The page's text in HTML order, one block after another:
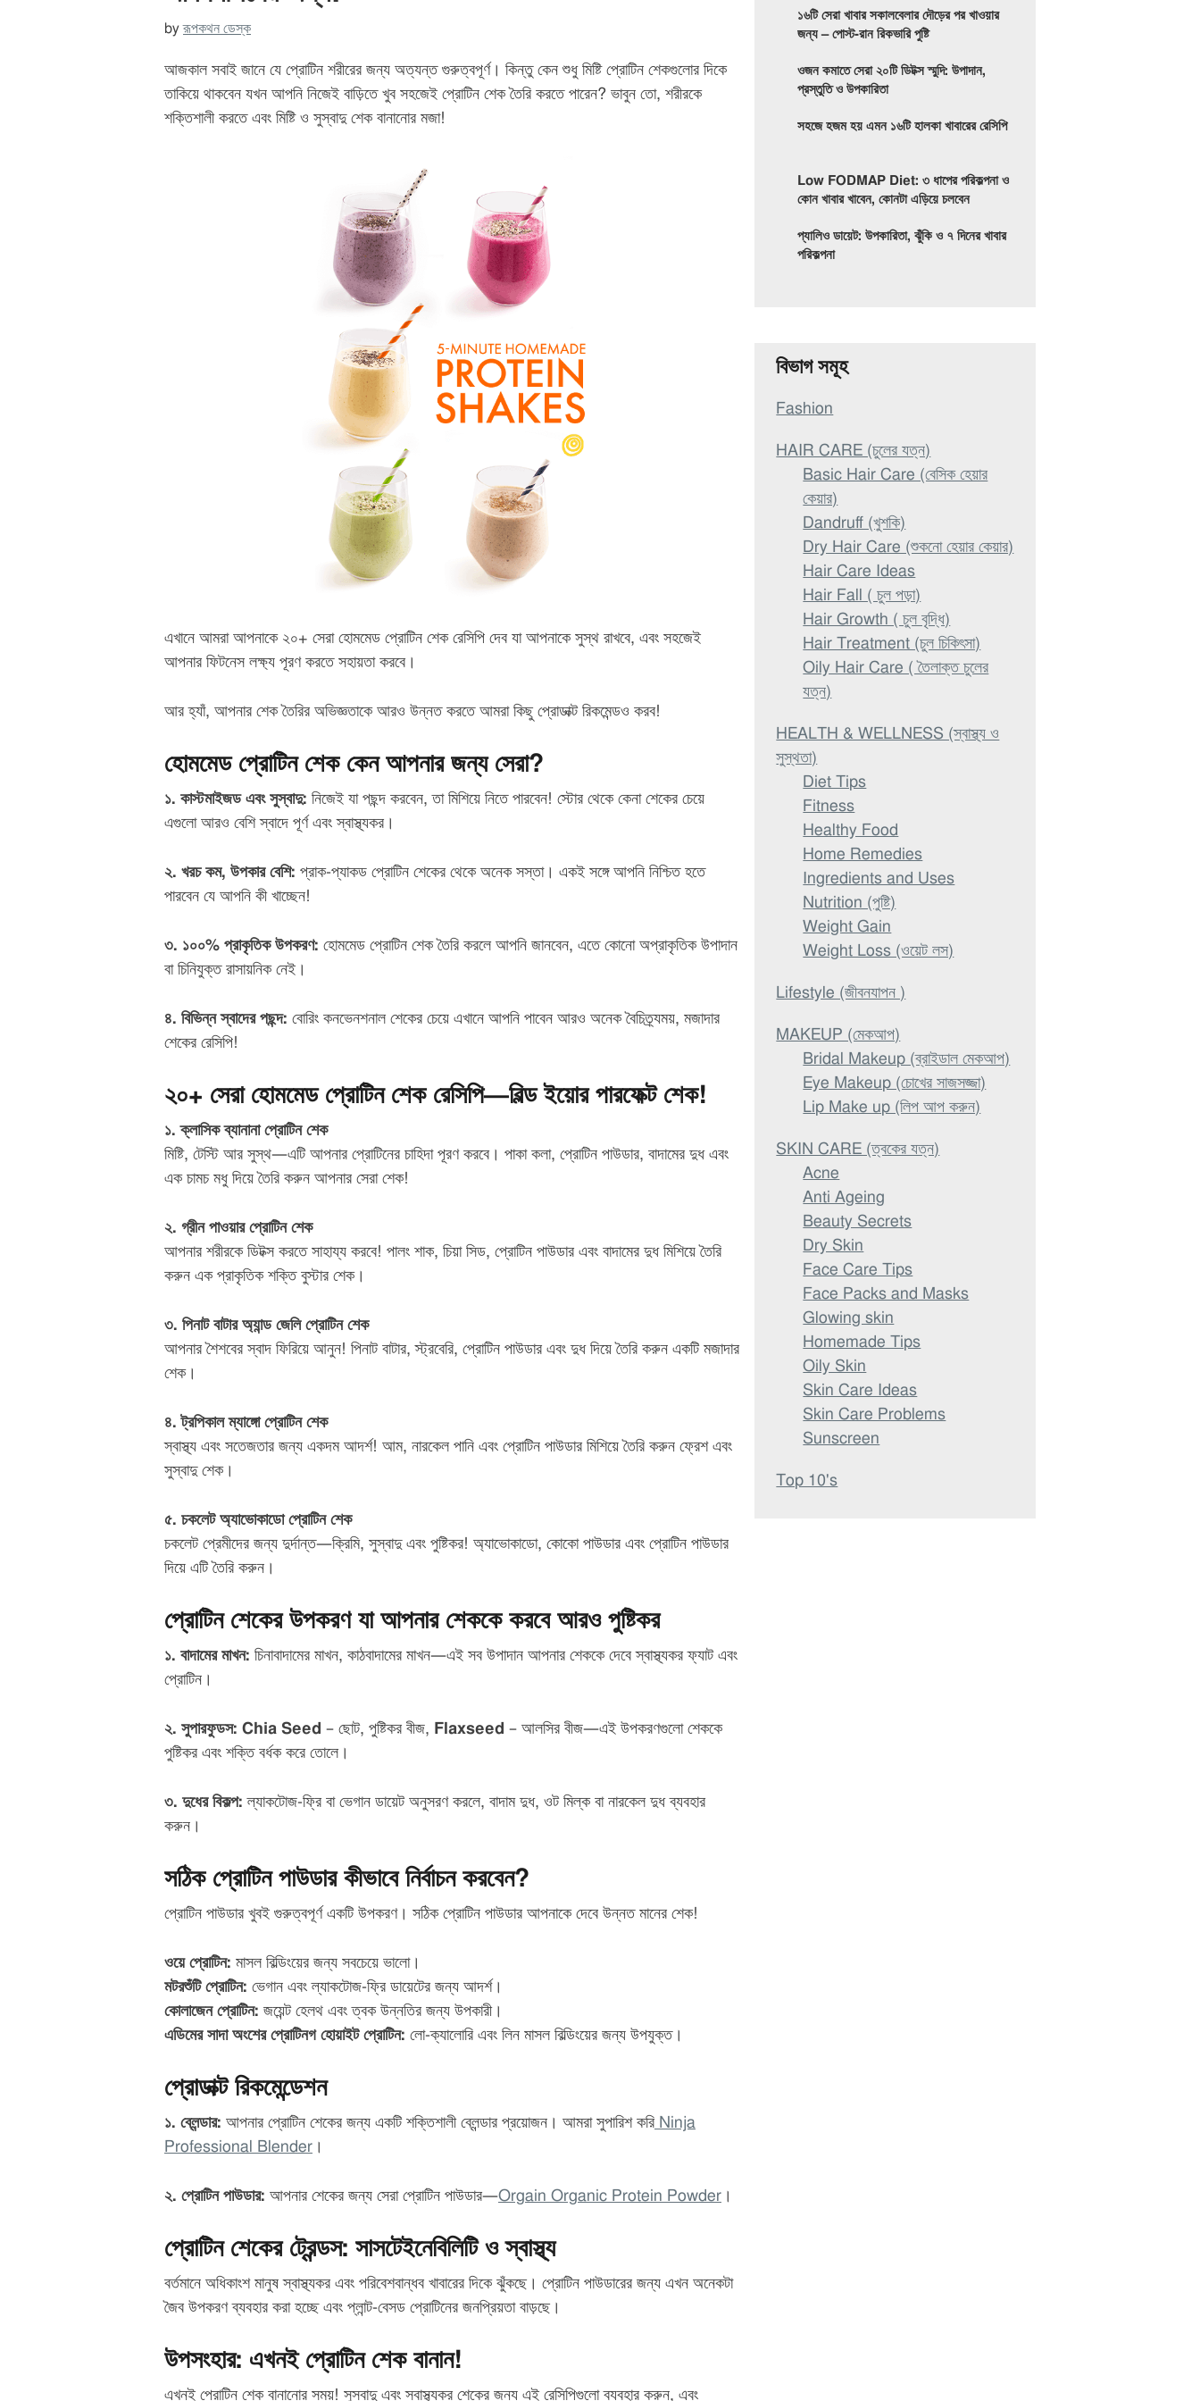
byরূপকথন ডেস্ক
আজকাল সবাই জানে যে প্রোটিন শরীরের জন্য অত্যন্ত গুরুত্বপূর্ণ। কিন্তু কেন শুধু মিষ্টি প্রোটিন শেকগুলোর দিকে
তাকিয়ে থাকবেন যখন আপনি নিজেই বাড়িতে খুব সহজেই প্রোটিন শেক তৈরি করতে পারেন? ভাবুন তো, শরীরকে
শক্তিশালী করতে এবং মিষ্টি ও সুস্বাদু শেক বানানোর মজা!
এখানে আমরা আপনাকে ২০+ সেরা হোমমেড প্রোটিন শেক রেসিপি দেব যা আপনাকে সুস্থ রাখবে, এবং সহজেই
আপনার ফিটনেস লক্ষ্য পূরণ করতে সহায়তা করবে।
আর হ্যাঁ, আপনার শেক তৈরির অভিজ্ঞতাকে আরও উন্নত করতে আমরা কিছু প্রোডাক্ট রিকমেন্ডও করব!
হোমমেড প্রোটিন শেক কেন আপনার জন্য সেরা?
১. কাস্টমাইজড এবং সুস্বাদু: নিজেই যা পছন্দ করবেন, তা মিশিয়ে নিতে পারবেন! স্টোর থেকে কেনা শেকের চেয়ে
এগুলো আরও বেশি স্বাদে পূর্ণ এবং স্বাস্থ্যকর।
২. খরচ কম, উপকার বেশি: প্রাক-প্যাকড প্রোটিন শেকের থেকে অনেক সস্তা। একই সঙ্গে আপনি নিশ্চিত হতে
পারবেন যে আপনি কী খাচ্ছেন!
৩. ১০০% প্রাকৃতিক উপকরণ: হোমমেড প্রোটিন শেক তৈরি করলে আপনি জানবেন, এতে কোনো অপ্রাকৃতিক উপাদান
বা চিনিযুক্ত রাসায়নিক নেই।
৪. বিভিন্ন স্বাদের পছন্দ: বোরিং কনভেনশনাল শেকের চেয়ে এখানে আপনি পাবেন আরও অনেক বৈচিত্র্যময়, মজাদার
শেকের রেসিপি!
২০+ সেরা হোমমেড প্রোটিন শেক রেসিপি—বিল্ড ইয়োর পারফেক্ট শেক!
১. ক্লাসিক ব্যানানা প্রোটিন শেক
মিষ্টি, টেস্টি আর সুস্থ—এটি আপনার প্রোটিনের চাহিদা পূরণ করবে। পাকা কলা, প্রোটিন পাউডার, বাদামের দুধ এবং
এক চামচ মধু দিয়ে তৈরি করুন আপনার সেরা শেক!
২. গ্রীন পাওয়ার প্রোটিন শেক
আপনার শরীরকে ডিটক্স করতে সাহায্য করবে! পালং শাক, চিয়া সিড, প্রোটিন পাউডার এবং বাদামের দুধ মিশিয়ে তৈরি
করুন এক প্রাকৃতিক শক্তি বুস্টার শেক।
৩. পিনাট বাটার অ্যান্ড জেলি প্রোটিন শেক
আপনার শৈশবের স্বাদ ফিরিয়ে আনুন! পিনাট বাটার, স্ট্রবেরি, প্রোটিন পাউডার এবং দুধ দিয়ে তৈরি করুন একটি মজাদার
শেক।
৪. ট্রপিকাল ম্যাঙ্গো প্রোটিন শেক
স্বাস্থ্য এবং সতেজতার জন্য একদম আদর্শ! আম, নারকেল পানি এবং প্রোটিন পাউডার মিশিয়ে তৈরি করুন ফ্রেশ এবং
সুস্বাদু শেক।
৫. চকলেট অ্যাভোকাডো প্রোটিন শেক
চকলেট প্রেমীদের জন্য দুর্দান্ত—ক্রিমি, সুস্বাদু এবং পুষ্টিকর! অ্যাভোকাডো, কোকো পাউডার এবং প্রোটিন পাউডার
দিয়ে এটি তৈরি করুন।
প্রোটিন শেকের উপকরণ যা আপনার শেককে করবে আরও পুষ্টিকর
১. বাদামের মাখন: চিনাবাদামের মাখন, কাঠবাদামের মাখন—এই সব উপাদান আপনার শেককে দেবে স্বাস্থ্যকর ফ্যাট এবং
প্রোটিন।
২. সুপারফুডস: Chia Seed – ছোট, পুষ্টিকর বীজ, Flaxseed – আলসির বীজ—এই উপকরণগুলো শেককে
পুষ্টিকর এবং শক্তি বর্ধক করে তোলে।
৩. দুধের বিকল্প: ল্যাকটোজ-ফ্রি বা ভেগান ডায়েট অনুসরণ করলে, বাদাম দুধ, ওট মিল্ক বা নারকেল দুধ ব্যবহার
করুন।
সঠিক প্রোটিন পাউডার কীভাবে নির্বাচন করবেন?
প্রোটিন পাউডার খুবই গুরুত্বপূর্ণ একটি উপকরণ। সঠিক প্রোটিন পাউডার আপনাকে দেবে উন্নত মানের শেক!
ওয়ে প্রোটিন: মাসল বিল্ডিংয়ের জন্য সবচেয়ে ভালো।
মটরশুঁটি প্রোটিন: ভেগান এবং ল্যাকটোজ-ফ্রি ডায়েটের জন্য আদর্শ।
কোলাজেন প্রোটিন: জয়েন্ট হেলথ এবং ত্বক উন্নতির জন্য উপকারী।
এডিমের সাদা অংশের প্রোটিনগ হোয়াইট প্রোটিন: লো-ক্যালোরি এবং লিন মাসল বিল্ডিংয়ের জন্য উপযুক্ত।
প্রোডাক্ট রিকমেন্ডেশন
১. ব্লেন্ডার: আপনার প্রোটিন শেকের জন্য একটি শক্তিশালী ব্লেন্ডার প্রয়োজন। আমরা সুপারিশ করি Ninja
Professional Blender ।
২. প্রোটিন পাউডার: আপনার শেকের জন্য সেরা প্রোটিন পাউডার—Orgain Organic Protein Powder ।
প্রোটিন শেকের ট্রেন্ডস: সাসটেইনেবিলিটি ও স্বাস্থ্য
বর্তমানে অধিকাংশ মানুষ স্বাস্থ্যকর এবং পরিবেশবান্ধব খাবারের দিকে ঝুঁকছে। প্রোটিন পাউডারের জন্য এখন অনেকটা
জৈব উপকরণ ব্যবহার করা হচ্ছে এবং প্লান্ট-বেসড প্রোটিনের জনপ্রিয়তা বাড়ছে।
উপসংহার: এখনই প্রোটিন শেক বানান!
এখনই প্রোটিন শেক বানানোর সময়! সুস্বাদু এবং স্বাস্থ্যকর শেকের জন্য এই রেসিপিগুলো ব্যবহার করুন, এবং
১৬টি সেরা খাবার সকালবেলার দৌড়ের পর খাওয়ার
জন্য – পোস্ট-রান রিকভারি পুষ্টি
ওজন কমাতে সেরা ২০টি ডিটক্স স্মুদি: উপাদান,
প্রস্তুতি ও উপকারিতা
সহজে হজম হয় এমন ১৬টি হালকা খাবারের রেসিপি
Low FODMAP Diet: ৩ ধাপের পরিকল্পনা ও
কোন খাবার খাবেন, কোনটা এড়িয়ে চলবেন
প্যালিও ডায়েট: উপকারিতা, ঝুঁকি ও ৭ দিনের খাবার
পরিকল্পনা
বিভাগ সমূহ
Fashion
HAIR CARE (চুলের যত্ন)
Basic Hair Care (বেসিক হেয়ার
কেয়ার)
Dandruff (খুশকি)
Dry Hair Care (শুকনো হেয়ার কেয়ার)
Hair Care Ideas
Hair Fall ( চুল পড়া)
Hair Growth ( চুল বৃদ্ধি)
Hair Treatment (চুল চিকিৎসা)
Oily Hair Care ( তৈলাক্ত চুলের
যত্ন)
HEALTH & WELLNESS (স্বাস্থ্য ও
সুস্থতা)
Diet Tips
Fitness
Healthy Food
Home Remedies
Ingredients and Uses
Nutrition (পুষ্টি)
Weight Gain
Weight Loss (ওয়েট লস)
Lifestyle (জীবনযাপন )
MAKEUP (মেকআপ)
Bridal Makeup (ব্রাইডাল মেকআপ)
Eye Makeup (চোখের সাজসজ্জা)
Lip Make up (লিপ আপ করুন)
SKIN CARE (ত্বকের যত্ন)
Acne
Anti Ageing
Beauty Secrets
Dry Skin
Face Care Tips
Face Packs and Masks
Glowing skin
Homemade Tips
Oily Skin
Skin Care Ideas
Skin Care Problems
Sunscreen
Top 10's